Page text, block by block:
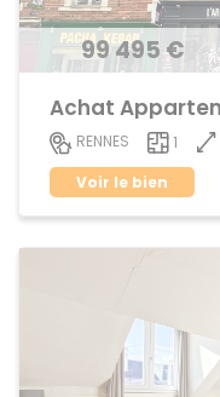
99 495 €
RENNES 1
Voir le bien